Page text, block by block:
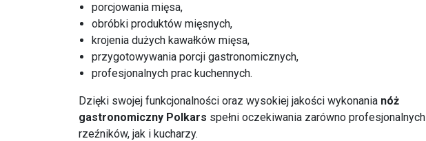
porcjowania mięsa,
obróbki produktów mięsnych,
krojenia dużych kawałków mięsa,
przygotowywania porcji gastronomicznych,
profesjonalnych prac kuchennych.
Dzięki swojej funkcjonalności oraz wysokiej jakości wykonania nóż
gastronomiczny Polkars spełni oczekiwania zarówno profesjonalnych
rzeźników, jak i kucharzy.